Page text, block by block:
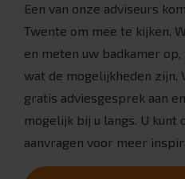
Een van onze adviseurs
Twente om mee te kijken.
en meten uw badkamer
wat de mogelijkheden zijn.
gratis adviesgesprek aan
mogelijk bij u langs. U
aanvragen voor meer